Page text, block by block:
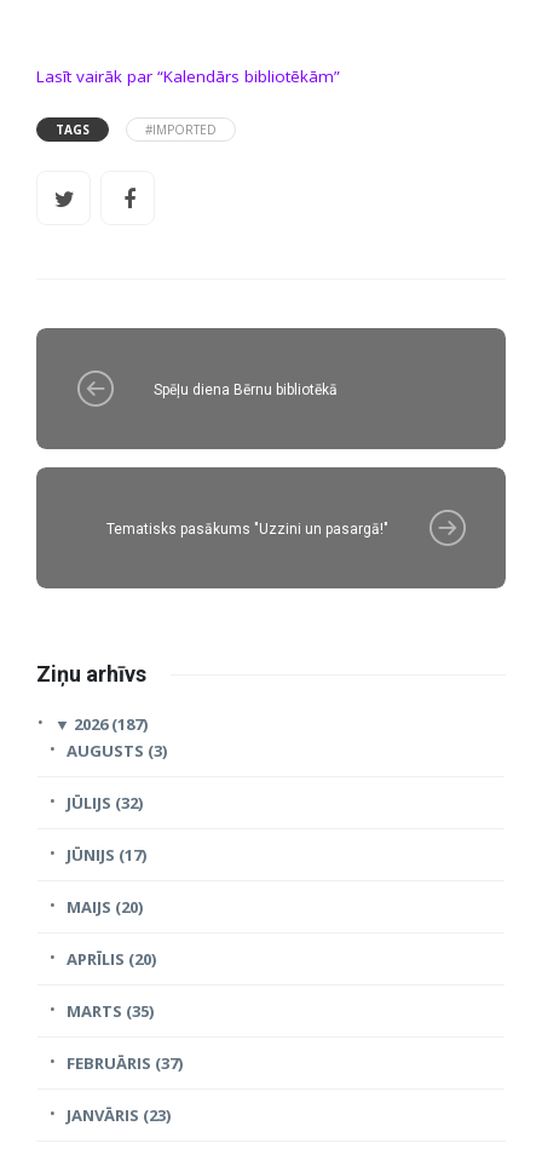
Lasīt vairāk par “Kalendārs bibliotēkām”
TAGS #IMPORTED
Spēļu diena Bērnu bibliotēkā
Tematisks pasākums "Uzzini un pasargā!"
Ziņu arhīvs
▼ 2026 (187)
AUGUSTS (3)
JŪLIJS (32)
JŪNIJS (17)
MAIJS (20)
APRĪLIS (20)
MARTS (35)
FEBRUĀRIS (37)
JANVĀRIS (23)